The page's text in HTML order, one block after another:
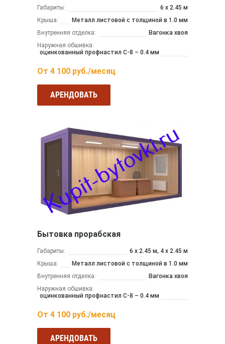
Габариты:
6 х 2.45 м
Крыша:
Металл листовой с толщиной в 1.0 мм
Внутренняя отделка:
Вагонка хвоя
Наружная обшивка:
оцинкованный профнастил С-8 – 0.4 мм
От 4 100 руб./месяц
АРЕНДОВАТЬ
Бытовка прорабская
Габариты:
6 х 2.45 м, 4 х 2.45 м
Крыша:
Металл листовой с толщиной в 1.0 мм
Внутренняя отделка:
Вагонка хвоя
Наружная обшивка:
оцинкованный профнастил С-8 – 0.4 мм
От 4 100 руб./месяц
АРЕНДОВАТЬ